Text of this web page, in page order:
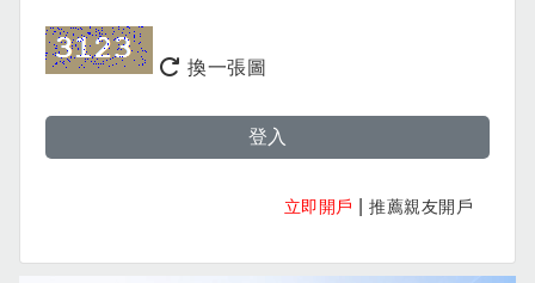
換一張圖
登入
立即開戶 推薦親友開戶